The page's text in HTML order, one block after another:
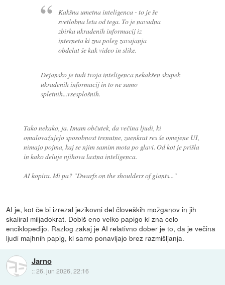
Kakšna umetna inteligenca - to je še
svetlobna leta od tega. To je navadna
zbirka ukradenih informacij iz
interneta ki zna poleg zavajanja
obdelat še kak video in slike.
Dejansko je tudi tvoja inteligenca nekakšen skupek
ukradenih informacij in to ne samo
spletnih...vsesplošnih.
Tako nekako, ja. Imam občutek, da večina ljudi, ki
omalovažujejo sposobnost trenutne, zaenkrat res še omejene UI,
nimajo pojma, kaj se njim samim mota po glavi. Od kot je prišla
in kako deluje njihova lastna inteligenca.
AI kopira. Mi pa? "Dwarfs on the shoulders of giants..."
AI je, kot če bi izrezal jezikovni del človeških možganov in jih
skaliral miljadokrat. Dobiš eno velko papigo ki zna celo
enciklopedijo. Razlog zakaj je AI relativno dober je to, da je večina
ljudi majhnih papig, ki samo ponavljajo brez razmišljanja.
Jarno
::26. jun 2026, 22:16